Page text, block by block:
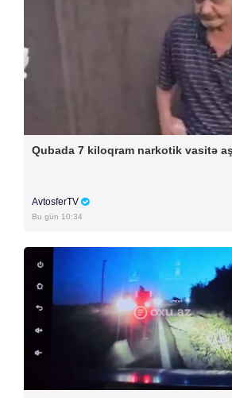
Qubada 7 kiloqram narkotik vasitə
AvtosferTV
Bu gün 10:34